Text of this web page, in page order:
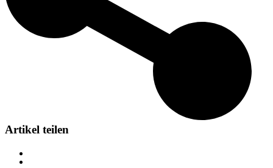
Artikel teilen